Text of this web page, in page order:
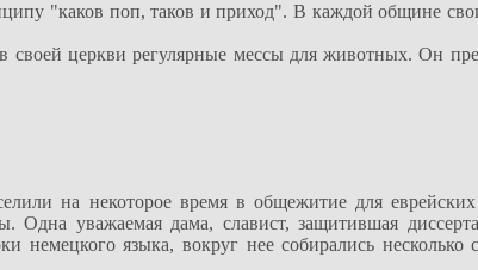
"каков поп, таков и приход". В каждой общине
церкви регулярные мессы для животных. Он
на некоторое время в общежитие для
Одна уважаемая дама, славист, защитившая
немецкого языка, вокруг нее собирались